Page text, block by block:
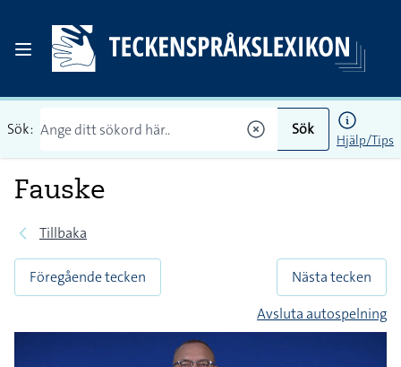
Sök: Sök
Hjälp/Tips
Fauske
Tillbaka
Föregående tecken
Nästa tecken
Avsluta autospelning